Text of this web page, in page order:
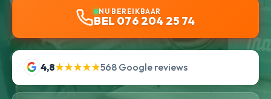
NU BEREIKBAAR
BEL 076 204 25 74
4,8★★★★★568 Google reviews